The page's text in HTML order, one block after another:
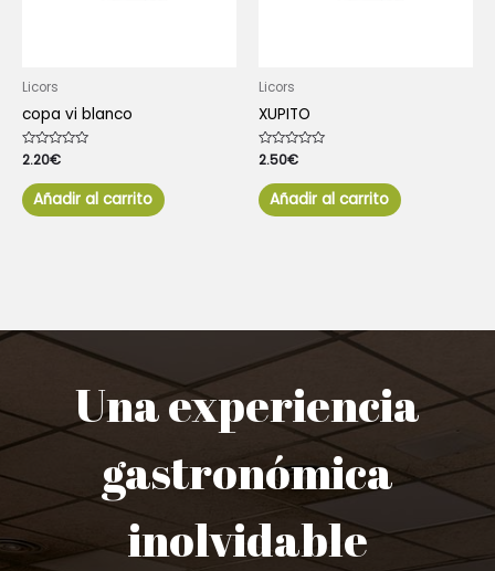
Licors
copa vi blanco
Valorado
con
de
5
2.20€
Añadir al carrito
Licors
XUPITO
Valorado
con
de
5
2.50€
Añadir al carrito
Una experiencia
gastronómica
inolvidable